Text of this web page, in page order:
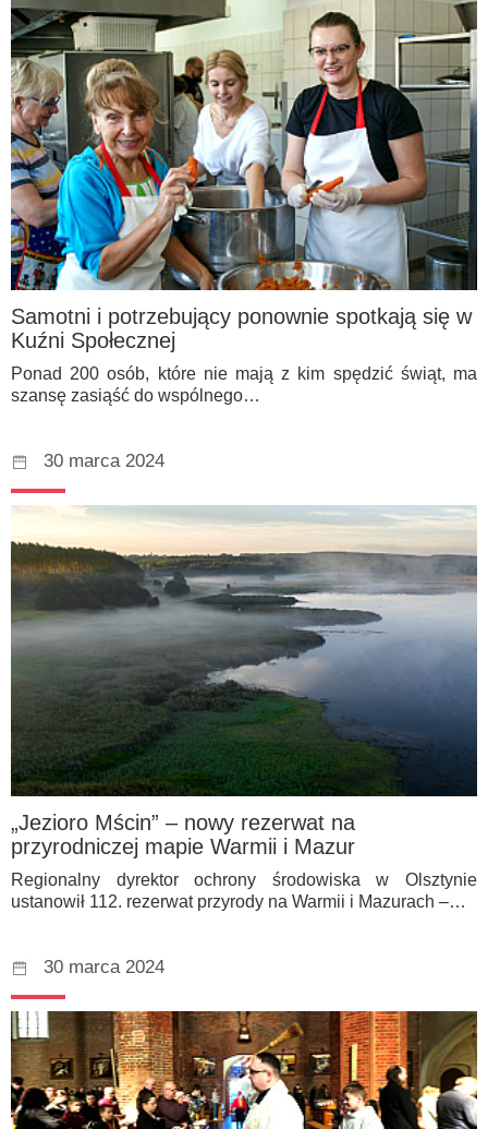
Samotni i potrzebujący ponownie spotkają się w
Kuźni Społecznej
Ponad 200 osób, które nie mają z kim spędzić świąt, ma
szansę zasiąść do wspólnego…
30 marca 2024
„Jezioro Mścin” – nowy rezerwat na
przyrodniczej mapie Warmii i Mazur
Regionalny dyrektor ochrony środowiska w Olsztynie
ustanowił 112. rezerwat przyrody na Warmii i Mazurach –…
30 marca 2024